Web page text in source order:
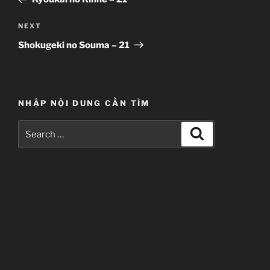
Next
Post
NEXT
Shokugeki no Souma – 21
NHẬP NỘI DUNG CẦN TÌM
for: